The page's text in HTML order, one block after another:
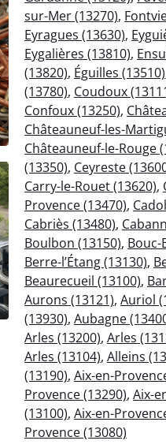
sur-Mer (13270),
Eyragues (13630),
Eygalières (13810),
(13820), Éguilles (13510)
(13780), Coudoux
Confoux (13250),
Châteauneuf-les-
Châteauneuf-le-Rouge
(13350), Ceyreste
Carry-le-Rouet (13620),
Provence (13470),
Cabriès (13480),
Boulbon (13150), Bouc-
Berre-l’Étang (13130),
Beaurecueil (13100),
Aurons (13121), Auriol
(13930), Aubagne
Arles (13200), Arles
Arles (13104), Alleins
(13190), Aix-en-
Provence (13290), Aix-
(13100), Aix-en-
Provence (13080)